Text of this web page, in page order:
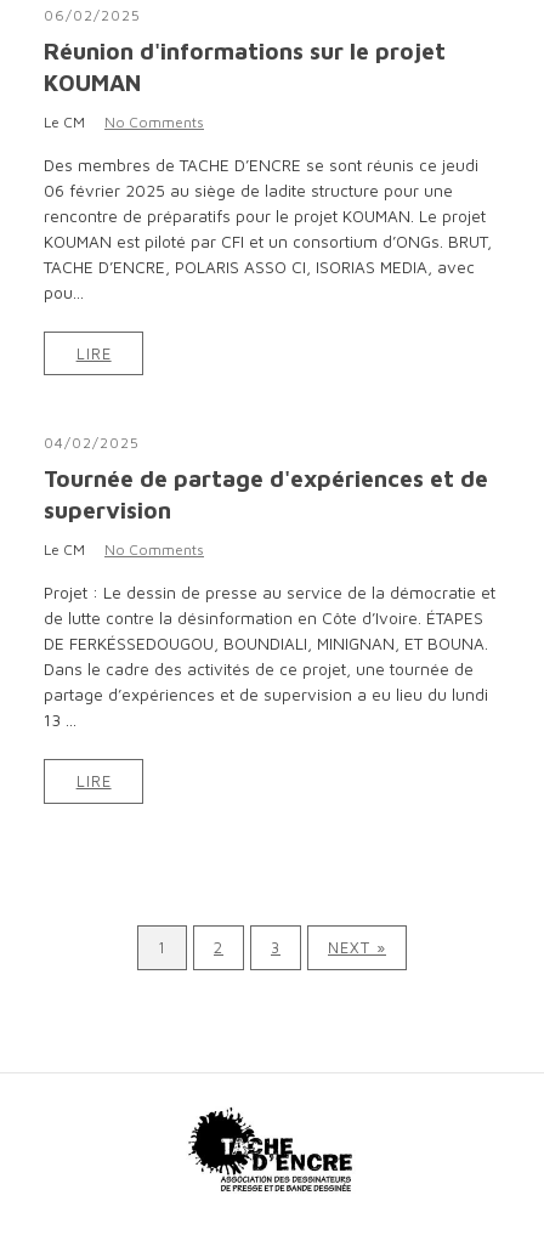
06/02/2025
Réunion d'informations sur le projet
KOUMAN
Le CM No Comments
Des membres de TACHE D’ENCRE se sont réunis ce jeudi
06 février 2025 au siège de ladite structure pour une
rencontre de préparatifs pour le projet KOUMAN. Le projet
KOUMAN est piloté par CFI et un consortium d’ONGs. BRUT,
TACHE D’ENCRE, POLARIS ASSO CI, ISORIAS MEDIA, avec
pou...
LIRE
04/02/2025
Tournée de partage d'expériences et de
supervision
Le CM No Comments
Projet : Le dessin de presse au service de la démocratie et
de lutte contre la désinformation en Côte d’Ivoire. ÉTAPES
DE FERKÉSSEDOUGOU, BOUNDIALI, MINIGNAN, ET BOUNA.
Dans le cadre des activités de ce projet, une tournée de
partage d’expériences et de supervision a eu lieu du lundi
13 ...
LIRE
1 2 3 NEXT »